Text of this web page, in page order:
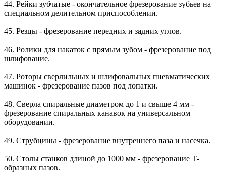
44. Рейки зубчатые - окончательное фрезерование зубьев на
специальном делительном приспособлении.
45. Резцы - фрезерование передних и задних углов.
46. Ролики для накаток с прямым зубом - фрезерование под
шлифование.
47. Роторы сверлильных и шлифовальных пневматических
машинок - фрезерование пазов под лопатки.
48. Сверла спиральные диаметром до 1 и свыше 4 мм -
фрезерование спиральных канавок на универсальном
оборудовании.
49. Струбцины - фрезерование внутреннего паза и насечка.
50. Столы станков длиной до 1000 мм - фрезерование Т-
образных пазов.